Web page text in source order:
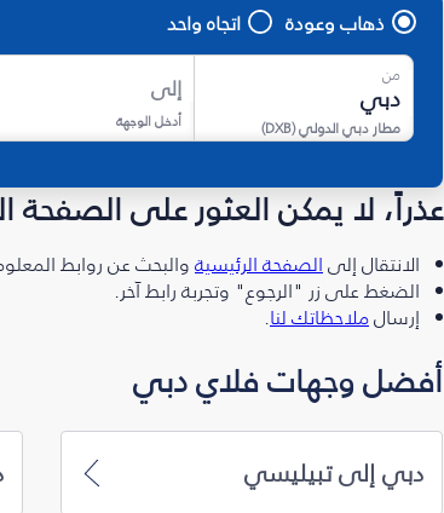
ذهاب وعودة اتجاه واحد
من
مطار دبي الدولي(
DXB
)
إلى
أدخل الوجهة
عذراً، لا يمكن العثور على الصفحة
الانتقال إلى الصفحة الرئيسية والبحث عن روابط
الضغط على زر "الرجوع" وتجربة رابط آخر.
إرسالملاحظاتك لنا.
أفضل وجهات فلاي دبي
دبي إلى تبيليسي